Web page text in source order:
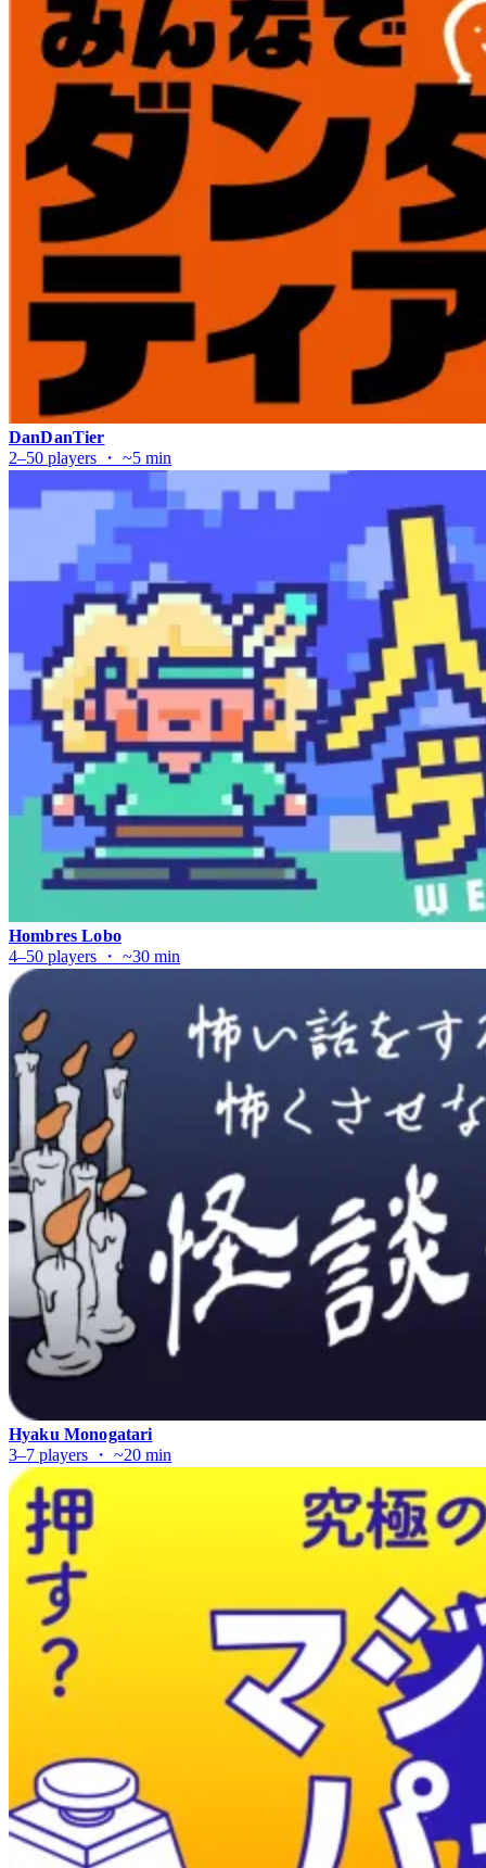
DanDanTier
2–50 players ・ ~5 min
Hombres Lobo
4–50 players ・ ~30 min
Hyaku Monogatari
3–7 players ・ ~20 min